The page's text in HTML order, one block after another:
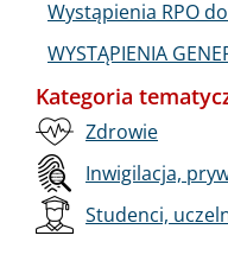
Wystąpienia RPO
WYSTĄPIENIA
Kategoria
Zdrowie
Inwigilacja,
Studenci,